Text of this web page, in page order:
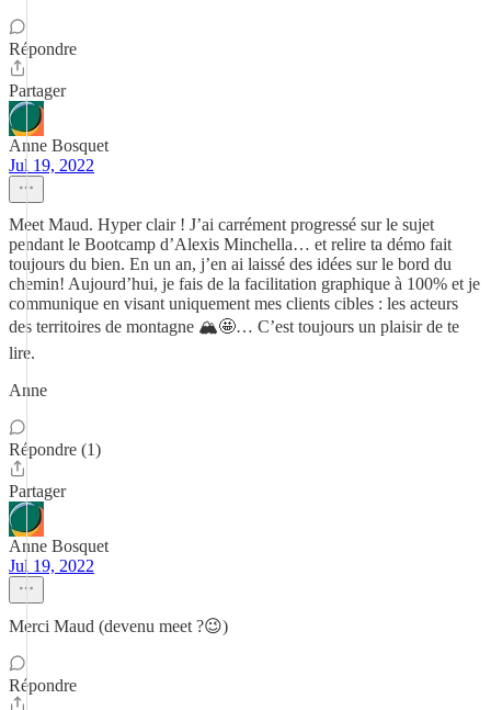
Répondre
Partager
Anne Bosquet
Jul 19, 2022
Meet Maud. Hyper clair ! J’ai carrément progressé sur le sujet
pendant le Bootcamp d’Alexis Minchella… et relire ta démo fait
toujours du bien. En un an, j’en ai laissé des idées sur le bord du
chemin! Aujourd’hui, je fais de la facilitation graphique à 100% et je
communique en visant uniquement mes clients cibles : les acteurs
des territoires de montagne 🏔🤩… C’est toujours un plaisir de te
lire.
Anne
Répondre (1)
Partager
Anne Bosquet
Jul 19, 2022
Merci Maud (devenu meet ?😉)
Répondre